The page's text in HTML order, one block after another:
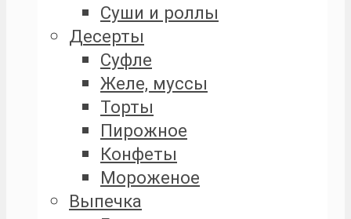
Суши и роллы
Десерты
Суфле
Желе, муссы
Торты
Пирожное
Конфеты
Мороженое
Выпечка